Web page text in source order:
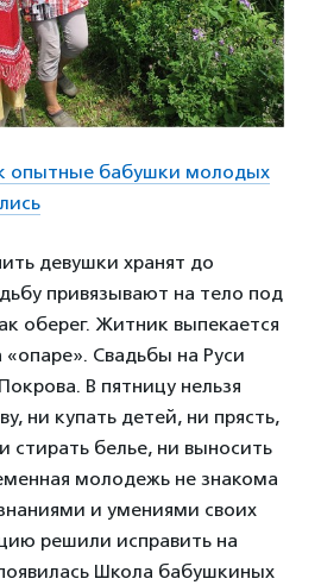
опытные бабушки молодых
девушки хранят до
привязывают на тело под
оберег. Житник выпекается
Свадьбы на Руси
В пятницу нельзя
ни купать детей, ни прясть,
стирать белье, ни выносить
молодежь не знакома
и умениями своих
решили исправить на
Школа бабушкиных